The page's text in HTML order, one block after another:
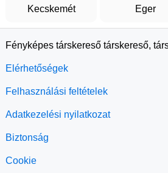
Kecskemét
Eger
Fényképes társkereső társkereső,
Elérhetőségek
Felhasználási feltételek
Adatkezelési nyilatkozat
Biztonság
Cookie